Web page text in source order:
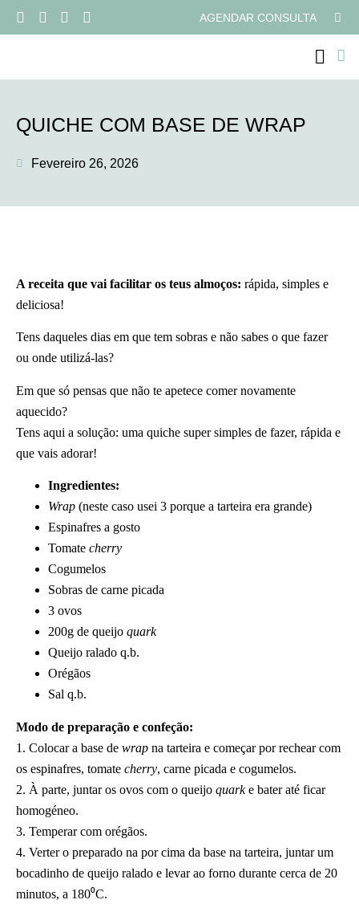
AGENDAR CONSULTA
QUICHE COM BASE DE WRAP
Fevereiro 26, 2026
A receita que vai facilitar os teus almoços: rápida, simples e
deliciosa!
Tens daqueles dias em que tem sobras e não sabes o que fazer
ou onde utilizá-las?
Em que só pensas que não te apetece comer novamente
aquecido?
Tens aqui a solução: uma quiche super simples de fazer, rápida e
que vais adorar!
Ingredientes:
Wrap (neste caso usei 3 porque a tarteira era grande)
Espinafres a gosto
Tomate cherry
Cogumelos
Sobras de carne picada
3 ovos
200g de queijo quark
Queijo ralado q.b.
Orégãos
Sal q.b.
Modo de preparação e confeção:
1. Colocar a base de wrap na tarteira e começar por rechear com
os espinafres, tomate cherry, carne picada e cogumelos.
2. À parte, juntar os ovos com o queijo quarke bater até ficar
homogéneo.
3. Temperar com orégãos.
4. Verter o preparado na por cima da base na tarteira, juntar um
bocadinho de queijo ralado e levar ao forno durante cerca de 20
minutos, a 180⁰C.